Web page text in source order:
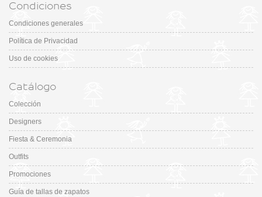
Condiciones
Condiciones generales
Política de Privacidad
Uso de cookies
Catálogo
Colección
Designers
Fiesta & Ceremonia
Outfits
Promociones
Guía de tallas de zapatos